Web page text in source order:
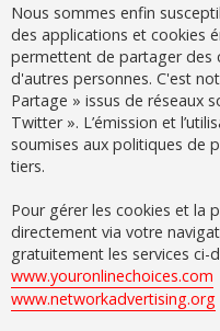
Nous sommes enfin
des applications et cookies
permettent de partager des
d'autres personnes. C'est
Partage » issus de réseaux
Twitter ». L’émission et
soumises aux politiques de
tiers.
Pour gérer les cookies et la
directement via votre
gratuitement les services ci-
www.youronlinechoices.com
www.networkadvertising.org